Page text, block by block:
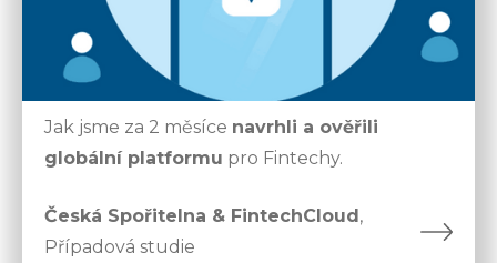
Jak jsme za 2 měsíce navrhli a ověřili
globální platformu pro Fintechy.
Česká Spořitelna & FintechCloud,
Případová studie